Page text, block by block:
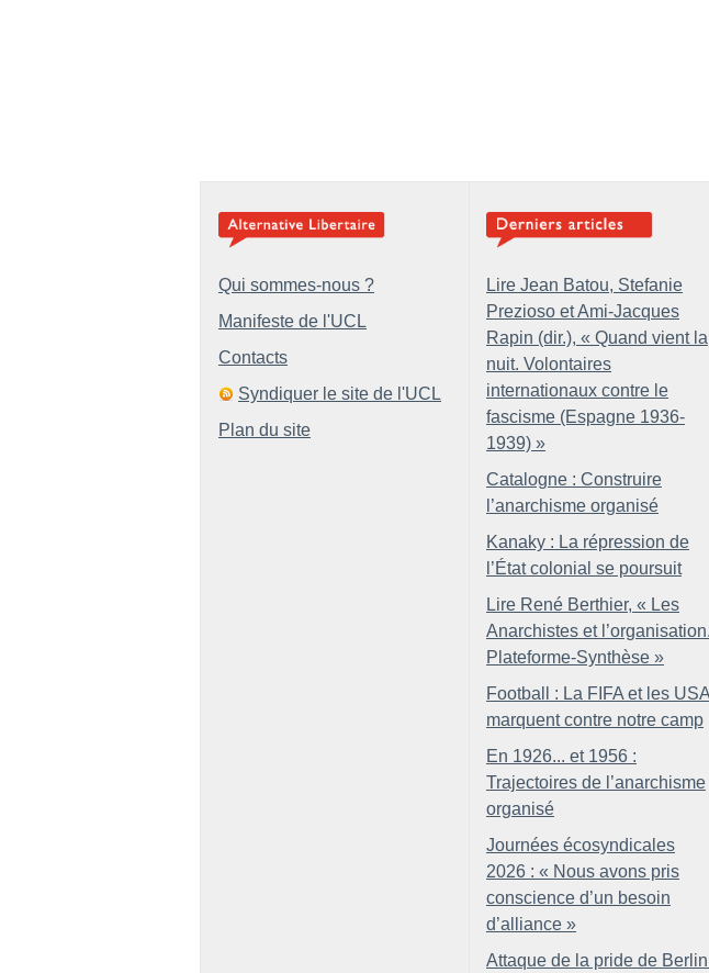
Qui sommes-nous ?
Manifeste de l'UCL
Contacts
Syndiquer le site de l'UCL
Plan du site
Lire Jean Batou, Stefanie
Prezioso et Ami-Jacques
Rapin (dir.), « Quand vient la
nuit. Volontaires
internationaux contre le
fascisme (Espagne 1936-
1939) »
Catalogne : Construire
l’anarchisme organisé
Kanaky : La répression de
l’État colonial se poursuit
Lire René Berthier, « Les
Anarchistes et l’organisation.
Plateforme-Synthèse »
Football : La FIFA et les USA
marquent contre notre camp
En 1926... et 1956 :
Trajectoires de l’anarchisme
organisé
Journées écosyndicales
2026 : « Nous avons pris
conscience d’un besoin
d’alliance »
Attaque de la pride de Berlin